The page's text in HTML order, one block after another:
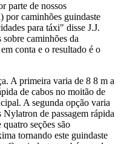
parte de nossos
por caminhões guindaste
para táxi" disse J.J.
sobre caminhões da
conta e o resultado é o
A primeira varia de 8 8 m a
de cabos no moitão de
A segunda opção varia
de passagem rápida
seções são
tornando este guindaste